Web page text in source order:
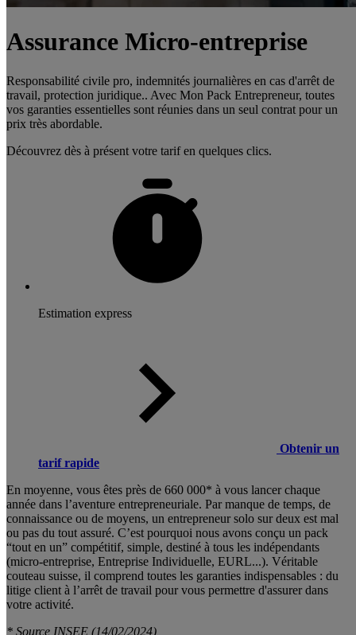
Assurance Micro-entreprise
Responsabilité civile pro, indemnités journalières en cas d'arrêt de
travail, protection juridique.. Avec Mon Pack Entrepreneur, toutes
vos garanties essentielles sont réunies dans un seul contrat pour un
prix très abordable.
Découvrez dès à présent votre tarif en quelques clics.
Estimation express
Obtenir un
tarif rapide
En moyenne, vous êtes près de 660 000* à vous lancer chaque
année dans l’aventure entrepreneuriale. Par manque de temps, de
connaissance ou de moyens, un entrepreneur solo sur deux est mal
ou pas du tout assuré. C’est pourquoi nous avons conçu un pack
“tout en un” compétitif, simple, destiné à tous les indépendants
(micro-entreprise, Entreprise Individuelle, EURL...). Véritable
couteau suisse, il comprend toutes les garanties indispensables : du
litige client à l’arrêt de travail pour vous permettre d'assurer dans
votre activité.
* Source INSEE (14/02/2024)